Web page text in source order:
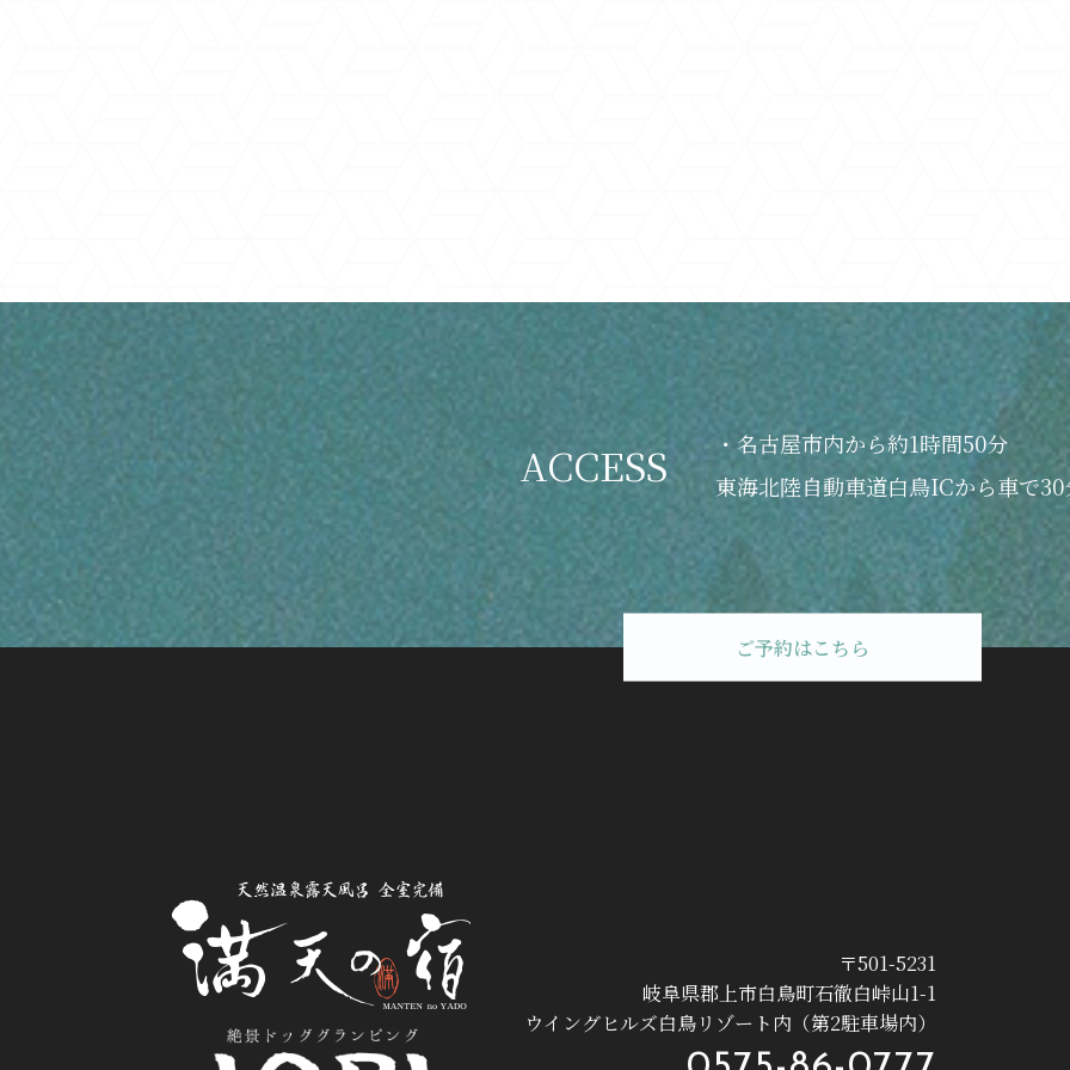
ACCESS
・名古屋市内から約1時間50分
東海北陸自動車道白鳥ICから車で30
ご予約はこちら
〒501-5231
岐阜県郡上市白鳥町石徹白峠山1-1
ウイングヒルズ白鳥リゾート内（第2駐車場内）